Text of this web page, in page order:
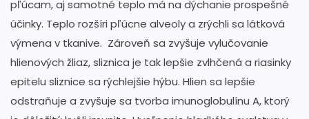
pľúcam, aj samotné teplo má na dýchanie prospešné
účinky. Teplo rozšíri pľúcne alveoly a zrýchli sa látková
výmena v tkanive. Zároveň sa zvyšuje vylučovanie
hlienových žliaz, sliznica je tak lepšie zvlhčená a riasinky
epitelu sliznice sa rýchlejšie hýbu. Hlien sa lepšie
odstraňuje a zvyšuje sa tvorba imunoglobulínu A, ktorý